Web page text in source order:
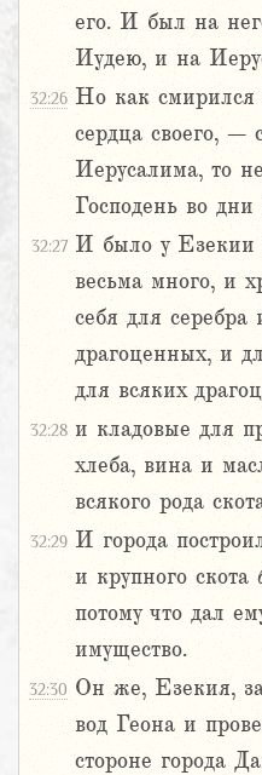
его. И был на
Иудею, и на
32:26 Но как смирился
сердца своего, –
Иерусалима, то
Господень во
32:27 И было у Езекии
весьма много, и
себя для серебра
драгоценных, и
для всяких
32:28 и кладовые для
хлеба, вина и
всякого рода
32:29 И города
и крупного скота
потому что дал
имущество.
32:30 Он же, Езекия,
вод Геона и
стороне города